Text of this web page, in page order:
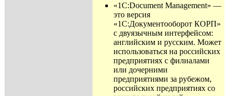
«1С:Document Management» —
это версия
«1С:Документооборот КОРП»
с двуязычным интерфейсом:
английским и русским. Может
использоваться на российских
предприятиях с филиалами
или дочерними
предприятиями за рубежом,
российских предприятиях со